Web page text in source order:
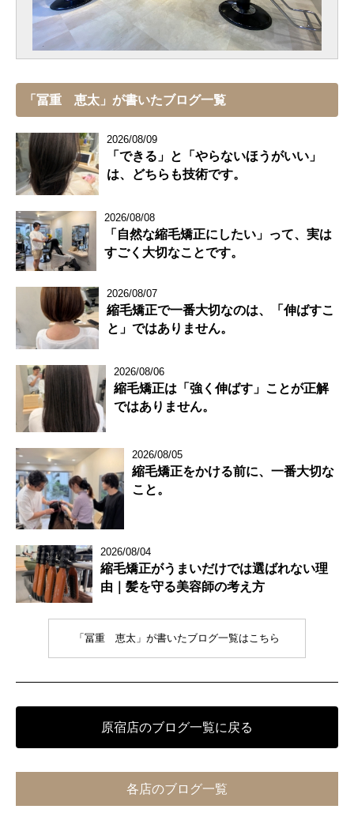
「冨重 恵太」が書いたブログ一覧
2026/08/09
「できる」と「やらないほうがいい」
は、どちらも技術です。
2026/08/08
「自然な縮毛矯正にしたい」って、実は
すごく大切なことです。
2026/08/07
縮毛矯正で一番大切なのは、「伸ばすこ
と」ではありません。
2026/08/06
縮毛矯正は「強く伸ばす」ことが正解
ではありません。
2026/08/05
縮毛矯正をかける前に、一番大切な
こと。
2026/08/04
縮毛矯正がうまいだけでは選ばれない理
由｜髪を守る美容師の考え方
「冨重 恵太」が書いたブログ一覧はこちら
原宿店のブログ一覧に戻る
各店のブログ一覧